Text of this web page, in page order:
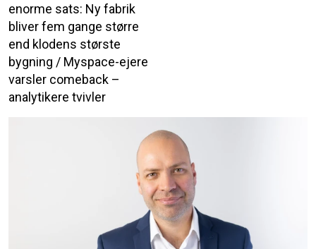
enorme sats: Ny fabrik
bliver fem gange større
end klodens største
bygning / Myspace-ejere
varsler comeback –
analytikere tvivler